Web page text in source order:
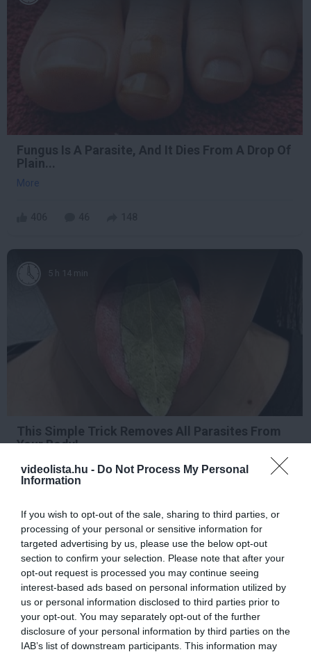
videolista.hu - Do Not Process My Personal
Information
If you wish to opt-out of the sale, sharing to third parties, or
processing of your personal or sensitive information for
targeted advertising by us, please use the below opt-out
section to confirm your selection. Please note that after your
opt-out request is processed you may continue seeing
interest-based ads based on personal information utilized by
us or personal information disclosed to third parties prior to
your opt-out. You may separately opt-out of the further
disclosure of your personal information by third parties on the
IAB’s list of downstream participants. This information may
Fungus Is A Parasite, And It Dies From A Drop Of
Plain...
More
5 h 14 min
This Simple Trick Removes All Parasites From
Your Body!
More
6 h 49 min